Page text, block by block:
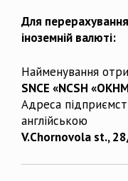
Для
іноземній валюті:
Найменування
SNCE «NCSH
Адреса
англійською
V.Chornovola st.,